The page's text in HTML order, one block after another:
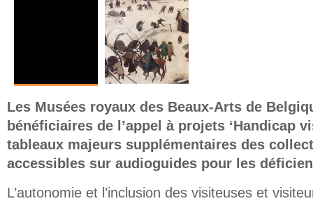
Les Musées royaux des Beaux-Arts de
bénéficiaires de l’appel à projets ‘Handicap
tableaux majeurs supplémentaires des
accessibles sur audioguides pour les
L’autonomie et l’inclusion des visiteuses et